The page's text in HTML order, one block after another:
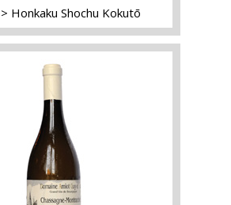
Honkaku Shochu Kokutō